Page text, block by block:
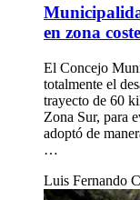
en zona
El Concejo
totalmente el
trayecto de 60
Zona Sur, para
adoptó de
…
Luis Fernando